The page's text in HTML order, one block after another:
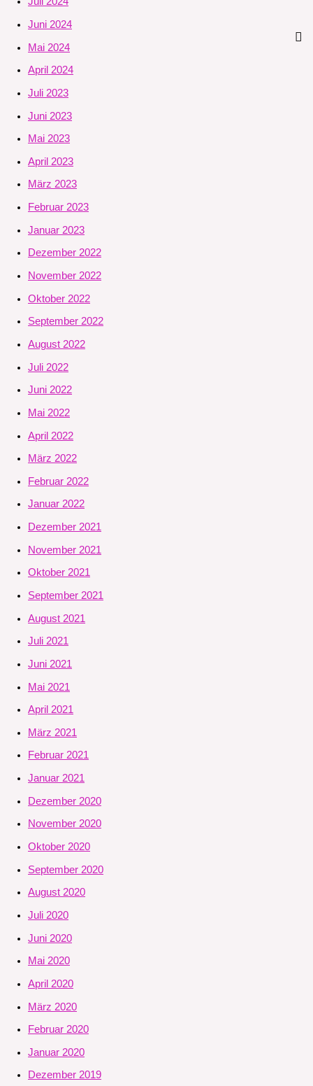
Juni 2024
Mai 2024
April 2024
Juli 2023
Juni 2023
Mai 2023
April 2023
März 2023
Februar 2023
Januar 2023
Dezember 2022
November 2022
Oktober 2022
September 2022
August 2022
Juli 2022
Juni 2022
Mai 2022
April 2022
März 2022
Februar 2022
Januar 2022
Dezember 2021
November 2021
Oktober 2021
September 2021
August 2021
Juli 2021
Juni 2021
Mai 2021
April 2021
März 2021
Februar 2021
Januar 2021
Dezember 2020
November 2020
Oktober 2020
September 2020
August 2020
Juli 2020
Juni 2020
Mai 2020
April 2020
März 2020
Februar 2020
Januar 2020
Dezember 2019